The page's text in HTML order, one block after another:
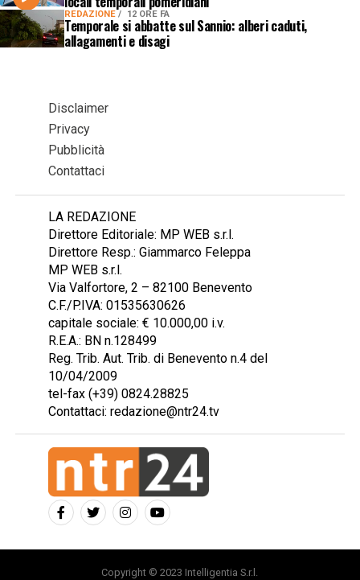
REDAZIONE 12 ORE FA
Temporale si abbatte sul Sannio: alberi caduti,
allagamenti e disagi
Disclaimer
Privacy
Pubblicità
Contattaci
LA REDAZIONE
Direttore Editoriale: MP WEB s.r.l.
Direttore Resp.: Giammarco Feleppa
MP WEB s.r.l.
Via Valfortore, 2 – 82100 Benevento
C.F./P.IVA: 01535630626
capitale sociale: € 10.000,00 i.v.
R.E.A.: BN n.128499
Reg. Trib. Aut. Trib. di Benevento n.4 del
10/04/2009
tel-fax (+39) 0824.28825
Contattaci: redazione@ntr24.tv
Copyright © 2023 Intelligentia S.r.l.